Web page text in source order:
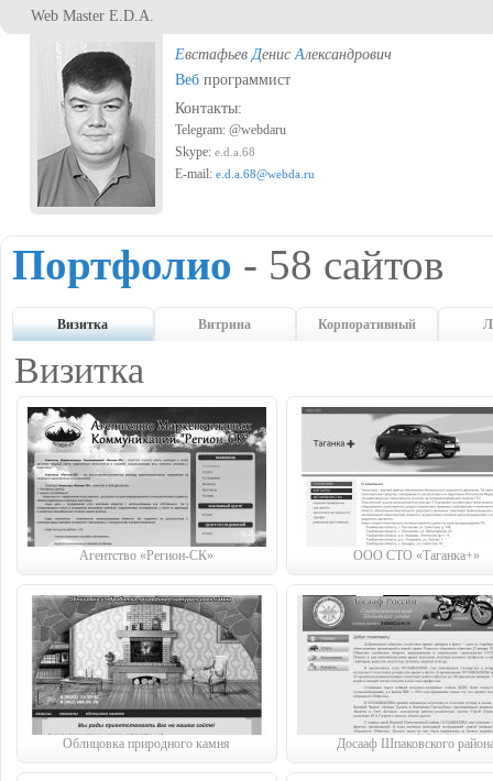
Перейти к основному содержанию
Web Master E.D.A.
ЕвстафьевДенисАлександрович
Веб программист
Контакты:
Telegram: @webdaru
Skype: e.d.a.68
E-mail: e.d.a.68@webda.ru
Портфолио - 58 сайтов
Визитка Витрина Корпоративный
Визитка
Агентство «Регион-СК» ООО СТО «Таганка+»
Облицовка природного камня Досааф Шпаковского